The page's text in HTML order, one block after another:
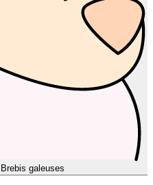
Brebis galeuses